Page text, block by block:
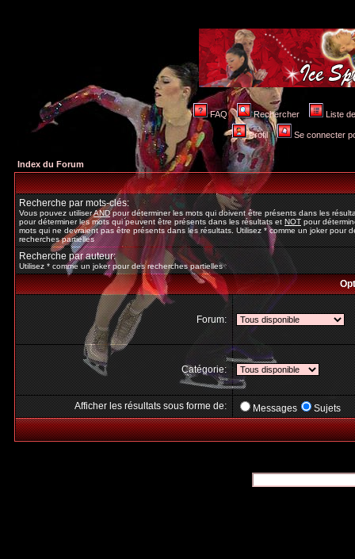
FAQ Rechercher Liste
Profil Se connecter
Index du Forum
Recherche par mots-clés:
Vous pouvez utiliserANDpour déterminer les mots qui doivent être présents dans les
pour déterminer les mots qui peuvent être présents dans les résultats etNOTpour
mots qui ne devraient pas être présents dans les résultats. Utilisez * comme un joker pour
recherches partielles
Recherche par auteur:
Utilisez * comme un joker pour des recherches partielles
Forum:
Catégorie:
Afficher les résultats sous forme de: Messages Sujets